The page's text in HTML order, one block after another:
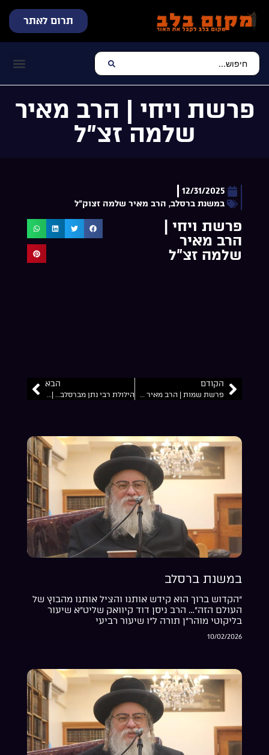
תרום לאתר
פרשת ויחי | הרב מאיר
שלמה זצ”ל
12/31/2025
במשנת ברסלב, הרב מאיר שלמה זצוק"ל
פרשת ויחי |
הרב מאיר
שלמה זצ”ל
הקודם
פרשת שמות | הרב מאיר שלמה זצ”ל
הבא
הילולת רבי נתן מברסלב… | הרב מאיר שלמה זצ”ל
במשנת ברסלב
“הקדוש ברוך הוא קידש אותנו והציל אותנו מהבוץ של
העולם הזה”… הרב ניסן דוד קיוואק שליט”א שיעור
בליקוטי מוהר”ן תורה ל”ו שיעור רביעי
10/02/2026